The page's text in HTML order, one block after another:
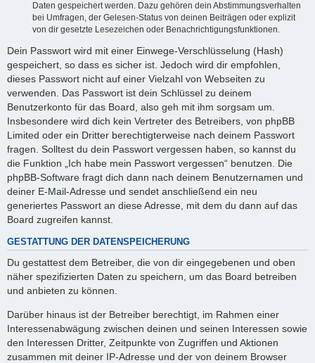
Daten gespeichert werden. Dazu gehören dein Abstimmungsverhalten
bei Umfragen, der Gelesen-Status von deinen Beiträgen oder explizit
von dir gesetzte Lesezeichen oder Benachrichtigungsfunktionen.
Dein Passwort wird mit einer Einwege-Verschlüsselung (Hash)
gespeichert, so dass es sicher ist. Jedoch wird dir empfohlen,
dieses Passwort nicht auf einer Vielzahl von Webseiten zu
verwenden. Das Passwort ist dein Schlüssel zu deinem
Benutzerkonto für das Board, also geh mit ihm sorgsam um.
Insbesondere wird dich kein Vertreter des Betreibers, von phpBB
Limited oder ein Dritter berechtigterweise nach deinem Passwort
fragen. Solltest du dein Passwort vergessen haben, so kannst du
die Funktion „Ich habe mein Passwort vergessen“ benutzen. Die
phpBB-Software fragt dich dann nach deinem Benutzernamen und
deiner E-Mail-Adresse und sendet anschließend ein neu
generiertes Passwort an diese Adresse, mit dem du dann auf das
Board zugreifen kannst.
GESTATTUNG DER DATENSPEICHERUNG
Du gestattest dem Betreiber, die von dir eingegebenen und oben
näher spezifizierten Daten zu speichern, um das Board betreiben
und anbieten zu können.
Darüber hinaus ist der Betreiber berechtigt, im Rahmen einer
Interessenabwägung zwischen deinen und seinen Interessen sowie
den Interessen Dritter, Zeitpunkte von Zugriffen und Aktionen
zusammen mit deiner IP-Adresse und der von deinem Browser